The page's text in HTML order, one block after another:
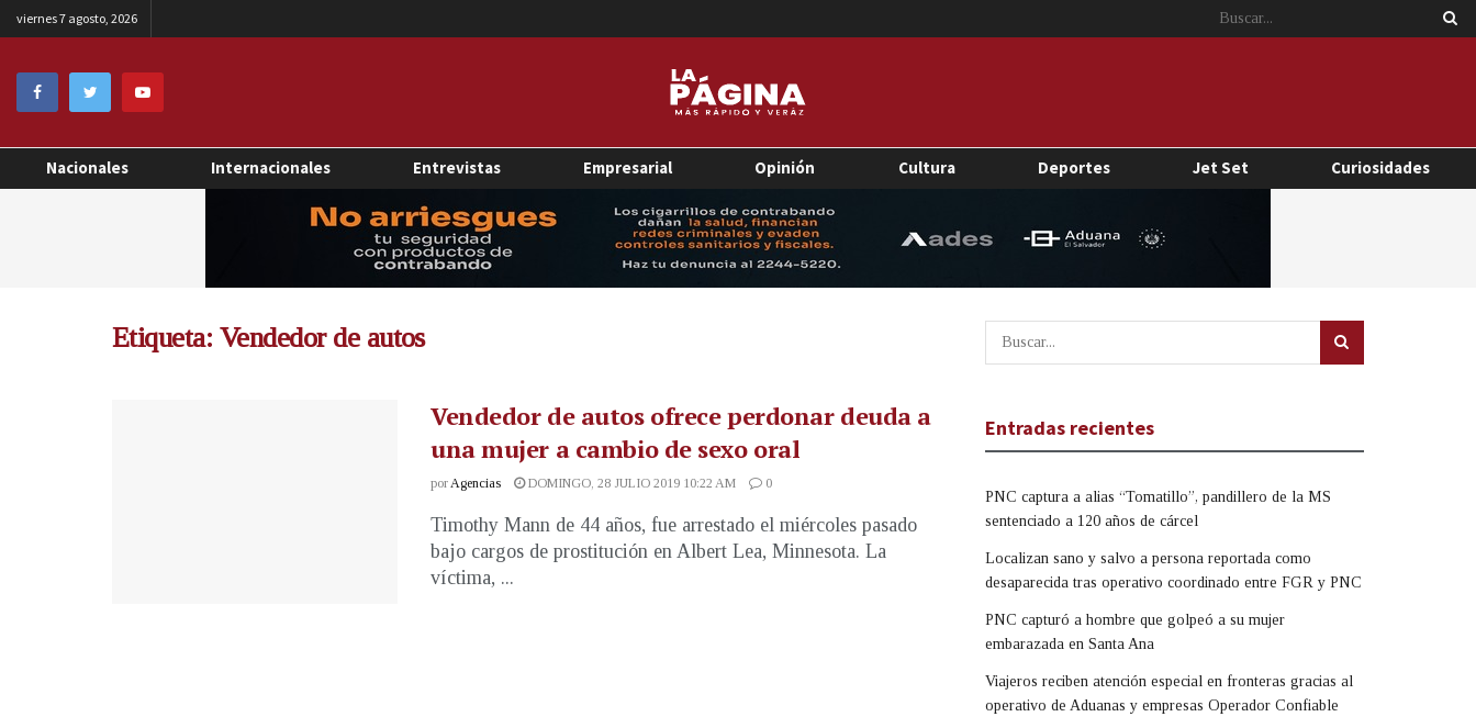
viernes 7 agosto, 2026
Nacionales Internacionales Entrevistas Empresarial Opinión Cultura Deportes Jet Set Curiosidades
Etiqueta: Vendedor de autos
Vendedor de autos ofrece perdonar deuda a
una mujer a cambio de sexo oral
porAgencias DOMINGO, 28 JULIO 2019 10:22 AM 0
Timothy Mann de 44 años, fue arrestado el miércoles pasado
bajo cargos de prostitución en Albert Lea, Minnesota. La
víctima, ...
Entradas recientes
PNC captura a alias “Tomatillo”, pandillero de la MS
sentenciado a 120 años de cárcel
Localizan sano y salvo a persona reportada como
desaparecida tras operativo coordinado entre FGR y PNC
PNC capturó a hombre que golpeó a su mujer
embarazada en Santa Ana
Viajeros reciben atención especial en fronteras gracias al
operativo de Aduanas y empresas Operador Confiable